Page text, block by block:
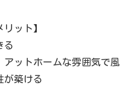
ット】
る
アットホームな雰囲気で
が築ける